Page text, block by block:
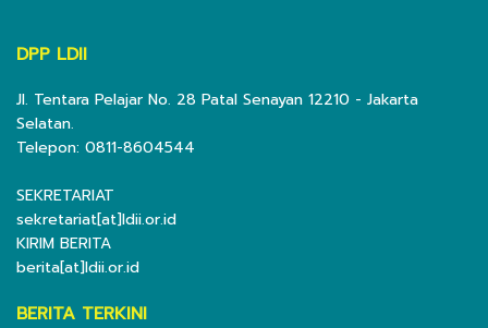
DPP LDII
Jl. Tentara Pelajar No. 28 Patal Senayan 12210 - Jakarta
Selatan.
Telepon: 0811-8604544
SEKRETARIAT
sekretariat[at]ldii.or.id
KIRIM BERITA
berita[at]ldii.or.id
BERITA TERKINI